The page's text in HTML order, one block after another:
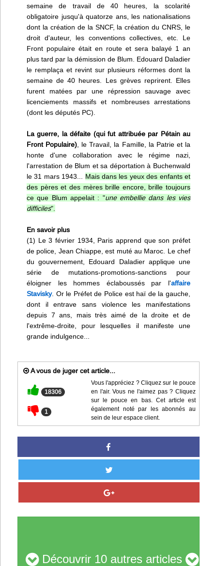
semaine de travail de 40 heures, la scolarité
obligatoire jusqu'à quatorze ans, les nationalisations
dont la création de la SNCF, la création du CNRS, le
droit d'auteur, les conventions collectives, etc. Le
Front populaire était en route et sera balayé 1 an
plus tard par la démission de Blum. Edouard Daladier
le remplaça et revint sur plusieurs réformes dont la
semaine de 40 heures. Les grèves reprirent. Elles
furent matées par une répression sauvage avec
licenciements massifs et nombreuses arrestations
(dont les députés PC).
La guerre, la défaite (qui fut attribuée par Pétain au
Front Populaire) , le Travail, la Famille, la Patrie et la
honte d'une collaboration avec le régime nazi,
l'arrestation de Blum et sa déportation à Buchenwald
le 31 mars 1943... Mais dans les yeux des enfants et
des pères et des mères brille encore, brille toujours
ce que Blum appelait : "une embellie dans les vies
difficiles".
En savoir plus
(1) Le 3 février 1934, Paris apprend que son préfet
de police, Jean Chiappe, est muté au Maroc. Le chef
du gouvernement, Edouard Daladier applique une
série de mutations-promotions-sanctions pour
éloigner les hommes éclaboussés par l'affaire
Stavisky. Or le Préfet de Police est haï de la gauche,
dont il entrave sans violence les manifestations
depuis 7 ans, mais très aimé de la droite et de
l'extrême-droite, pour lesquelles il manifeste une
grande indulgence...
A vous de juger cet article...
18306
1
Vous l'appréciez ? Cliquez sur le pouce
en l'air. Vous ne l'aimez pas ? Cliquez
sur le pouce en bas. Cet article est
également noté par les abonnés au
sein de leur espace client.
Découvrir 10 autres articles